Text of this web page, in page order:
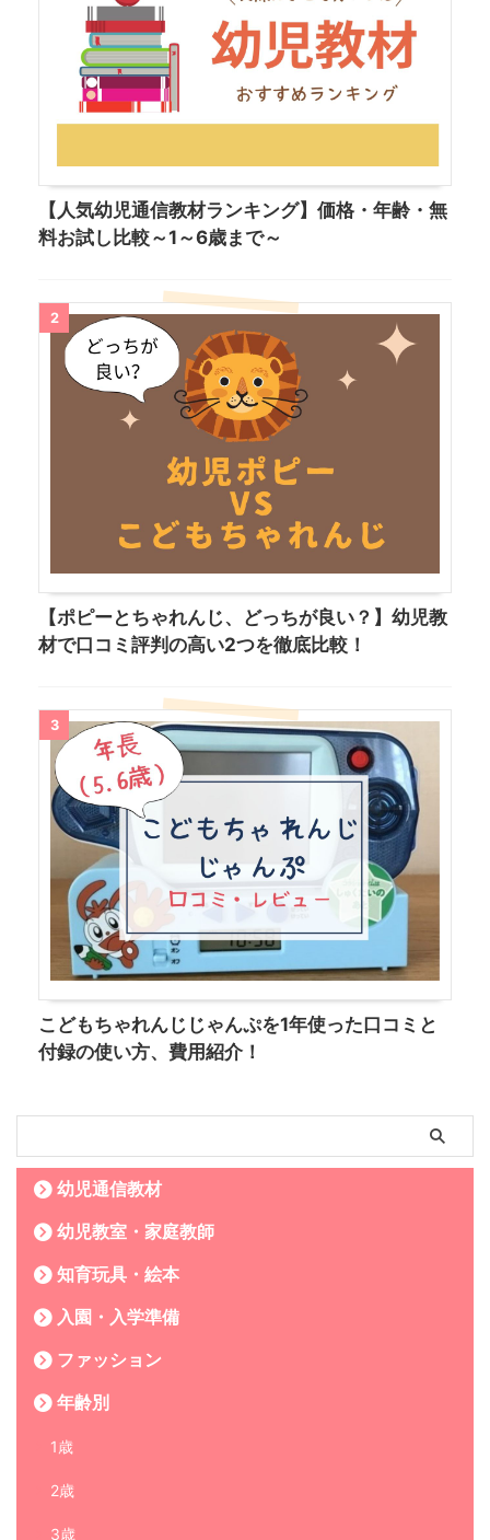
【人気幼児通信教材ランキング】価格・年齢・無
料お試し比較～1～6歳まで～
2
【ポピーとちゃれんじ、どっちが良い？】幼児教
材で口コミ評判の高い2つを徹底比較！
3
こどもちゃれんじじゃんぷを1年使った口コミと
付録の使い方、費用紹介！
幼児通信教材
幼児教室・家庭教師
知育玩具・絵本
入園・入学準備
ファッション
年齢別
1歳
2歳
3歳